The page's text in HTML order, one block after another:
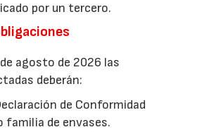
por un tercero.
agosto de 2026 las
deberán:
de Conformidad
familia de envases.